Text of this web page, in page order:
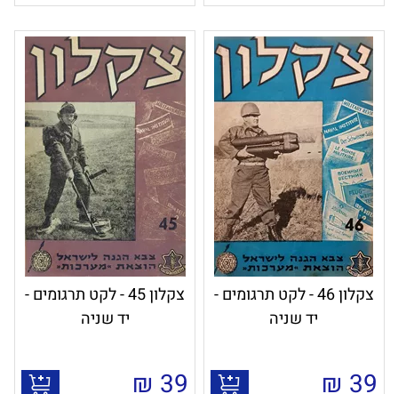
צקלון 46 - לקט תרגומים -
יד שניה
39
₪
צקלון 45 - לקט תרגומים -
יד שניה
39
₪